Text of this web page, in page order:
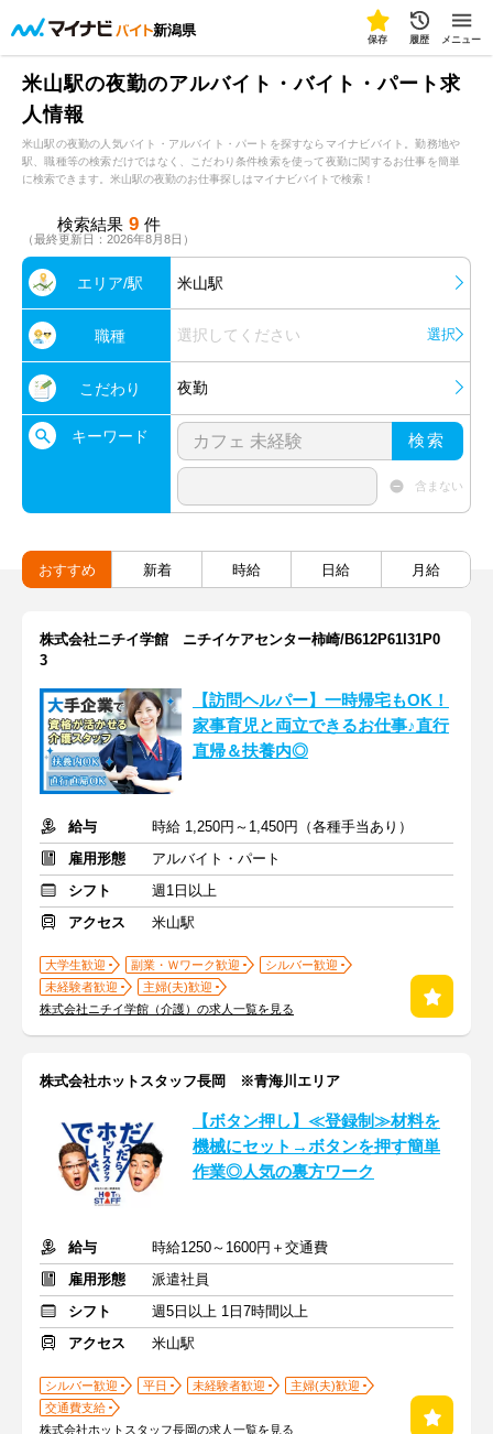
新潟県
保存 履歴 メニュー
米山駅の夜勤のアルバイト・バイト・パート求
人情報
米山駅の夜勤の人気バイト・アルバイト・パートを探すならマイナビバイト。勤務地や
駅、職種等の検索だけではなく、こだわり条件検索を使って夜勤に関するお仕事を簡単
に検索できます。米山駅の夜勤のお仕事探しはマイナビバイトで検索！
検索結果 9 件
（最終更新日：2026年8月8日）
エリア/駅 米山駅
職種 選択してください 選択
こだわり 夜勤
キーワード 検索
含まない
おすすめ 新着 時給 日給 月給
株式会社ニチイ学館 ニチイケアセンター柿崎/B612P61I31P0
3
【訪問ヘルパー】一時帰宅もOK！
家事育児と両立できるお仕事♪直行
直帰＆扶養内◎
給与
時給 1,250円～1,450円（各種手当あり）
雇用形態
アルバイト・パート
シフト
週1日以上
アクセス
米山駅
大学生歓迎 副業・Ｗワーク歓迎
シルバー歓迎
未経験者歓迎
主婦(夫)歓迎
株式会社ニチイ学館（介護）の求人一覧を見る
株式会社ホットスタッフ長岡 ※青海川エリア
【ボタン押し】≪登録制≫材料を
機械にセット→ボタンを押す簡単
作業◎人気の裏方ワーク
給与
時給1250～1600円＋交通費
雇用形態
派遣社員
シフト
週5日以上 1日7時間以上
アクセス
米山駅
シルバー歓迎 平日 未経験者歓迎
主婦(夫)歓迎
交通費支給
株式会社ホットスタッフ長岡の求人一覧を見る